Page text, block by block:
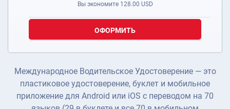
Вы экономите 128.00 USD
ОФОРМИТЬ
Международное Водительское Удостоверение — это
пластиковое удостоверение, буклет и мобильное
приложение для Android или iOS с переводом на 70